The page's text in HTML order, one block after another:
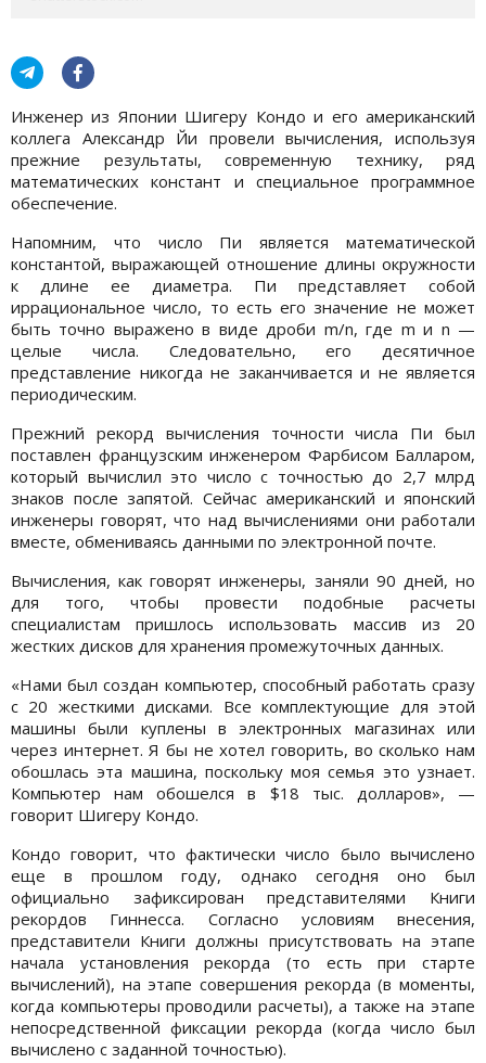
Инженер из Японии Шигеру Кондо и его американский
коллега Александр Йи провели вычисления, используя
прежние результаты, современную технику, ряд
математических констант и специальное программное
обеспечение.
Напомним, что число Пи является математической
константой, выражающей отношение длины окружности
к длине ее диаметра. Пи представляет собой
иррациональное число, то есть его значение не может
быть точно выражено в виде дроби m/n, где m и n —
целые числа. Следовательно, его десятичное
представление никогда не заканчивается и не является
периодическим.
Прежний рекорд вычисления точности числа Пи был
поставлен французским инженером Фарбисом Балларом,
который вычислил это число с точностью до 2,7 млрд
знаков после запятой. Сейчас американский и японский
инженеры говорят, что над вычислениями они работали
вместе, обмениваясь данными по электронной почте.
Вычисления, как говорят инженеры, заняли 90 дней, но
для того, чтобы провести подобные расчеты
специалистам пришлось использовать массив из 20
жестких дисков для хранения промежуточных данных.
«Нами был создан компьютер, способный работать сразу
с 20 жесткими дисками. Все комплектующие для этой
машины были куплены в электронных магазинах или
через интернет. Я бы не хотел говорить, во сколько нам
обошлась эта машина, поскольку моя семья это узнает.
Компьютер нам обошелся в $18 тыс. долларов», —
говорит Шигеру Кондо.
Кондо говорит, что фактически число было вычислено
еще в прошлом году, однако сегодня оно был
официально зафиксирован представителями Книги
рекордов Гиннесса. Согласно условиям внесения,
представители Книги должны присутствовать на этапе
начала установления рекорда (то есть при старте
вычислений), на этапе совершения рекорда (в моменты,
когда компьютеры проводили расчеты), а также на этапе
непосредственной фиксации рекорда (когда число был
вычислено с заданной точностью).